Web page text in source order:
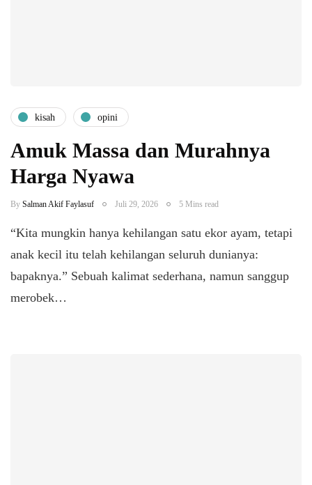
kisah opini
Amuk Massa dan Murahnya
Harga Nyawa
By Salman Akif Faylasuf Juli 29, 2026 5 Mins read
“Kita mungkin hanya kehilangan satu ekor ayam, tetapi
anak kecil itu telah kehilangan seluruh dunianya:
bapaknya.” Sebuah kalimat sederhana, namun sanggup
merobek…